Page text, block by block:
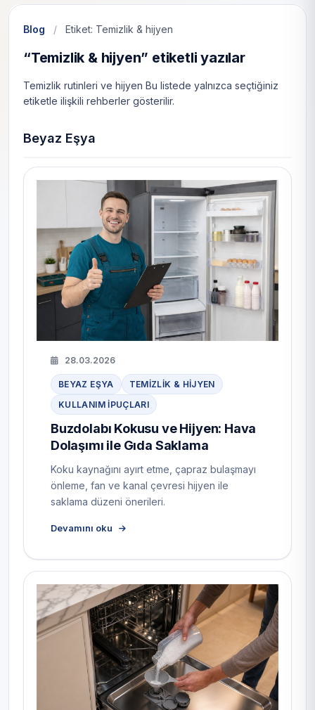
Blog / Etiket: Temizlik & hijyen
“Temizlik & hijyen” etiketli yazılar
Temizlik rutinleri ve hijyen Bu listede yalnızca seçtiğiniz
etiketle ilişkili rehberler gösterilir.
Beyaz Eşya
28.03.2026
BEYAZ EŞYA
TEMIZLIK & HIJYEN
KULLANIM IPUÇLARI
Buzdolabı Kokusu ve Hijyen: Hava
Dolaşımı ile Gıda Saklama
Koku kaynağını ayırt etme, çapraz bulaşmayı
önleme, fan ve kanal çevresi hijyen ile
saklama düzeni önerileri.
Devamını oku